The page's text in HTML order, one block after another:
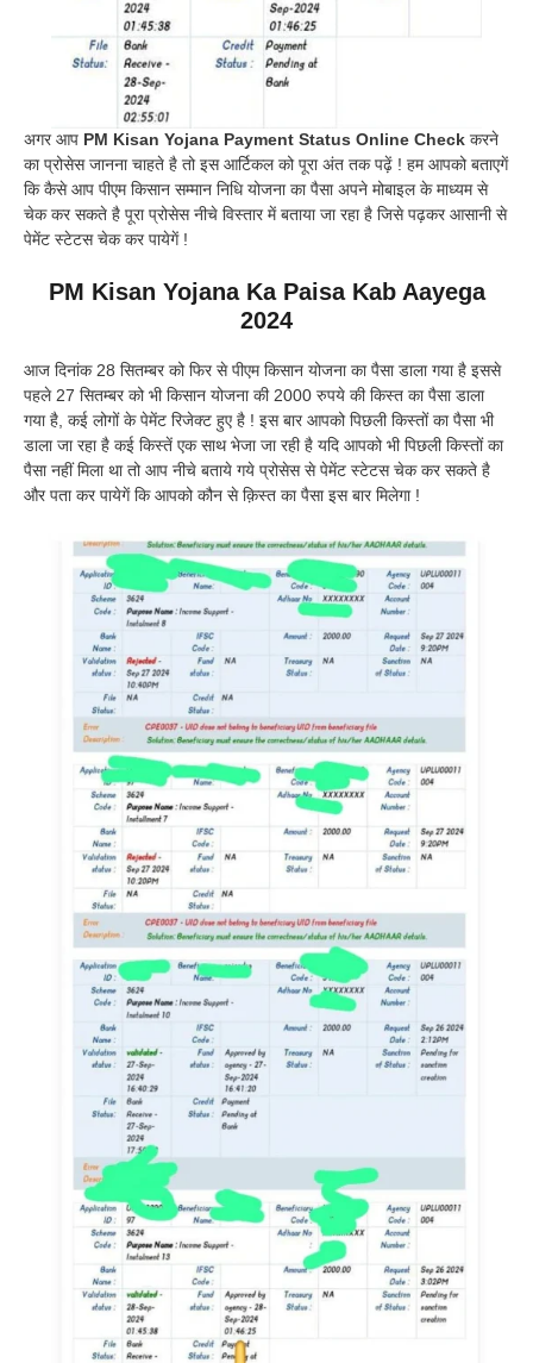
अगर आप PM Kisan Yojana Payment Status Online Check करने
का प्रोसेस जानना चाहते है तो इस आर्टिकल को पूरा अंत तक पढ़ें ! हम आपको बताएगें
कि कैसे आप पीएम किसान सम्मान निधि योजना का पैसा अपने मोबाइल के माध्यम से
चेक कर सकते है पूरा प्रोसेस नीचे विस्तार में बताया जा रहा है जिसे पढ़कर आसानी से
पेमेंट स्टेटस चेक कर पायेगें !
PM Kisan Yojana Ka Paisa Kab Aayega
2024
आज दिनांक 28 सितम्बर को फिर से पीएम किसान योजना का पैसा डाला गया है इससे
पहले 27 सितम्बर को भी किसान योजना की 2000 रुपये की किस्त का पैसा डाला
गया है, कई लोगों के पेमेंट रिजेक्ट हुए है ! इस बार आपको पिछली किस्तों का पैसा भी
डाला जा रहा है कई किस्तें एक साथ भेजा जा रही है यदि आपको भी पिछली किस्तों का
पैसा नहीं मिला था तो आप नीचे बताये गये प्रोसेस से पेमेंट स्टेटस चेक कर सकते है
और पता कर पायेगें कि आपको कौन से क़िस्त का पैसा इस बार मिलेगा !